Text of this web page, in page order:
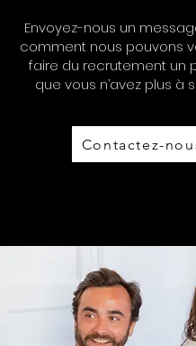
Envoyez-nous un
comment nous pouvons
faire du recrutement un
que vous n’avez plus à
Contactez-